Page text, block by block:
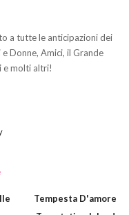
a tutte le anticipazioni dei
Donne, Amici, il Grande
e molti altri!
Tempesta D'amore